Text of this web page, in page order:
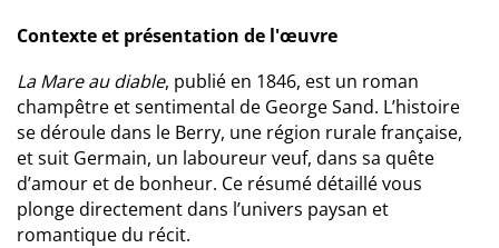
Contexte et présentation de l'œuvre
La Mare au diable, publié en 1846, est un roman
champêtre et sentimental de George Sand. L’histoire
se déroule dans le Berry, une région rurale française,
et suit Germain, un laboureur veuf, dans sa quête
d’amour et de bonheur. Ce résumé détaillé vous
plonge directement dans l’univers paysan et
romantique du récit.